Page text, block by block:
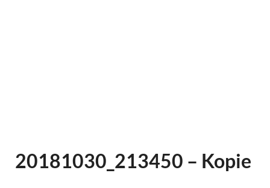
20181030_213450 – Kopie